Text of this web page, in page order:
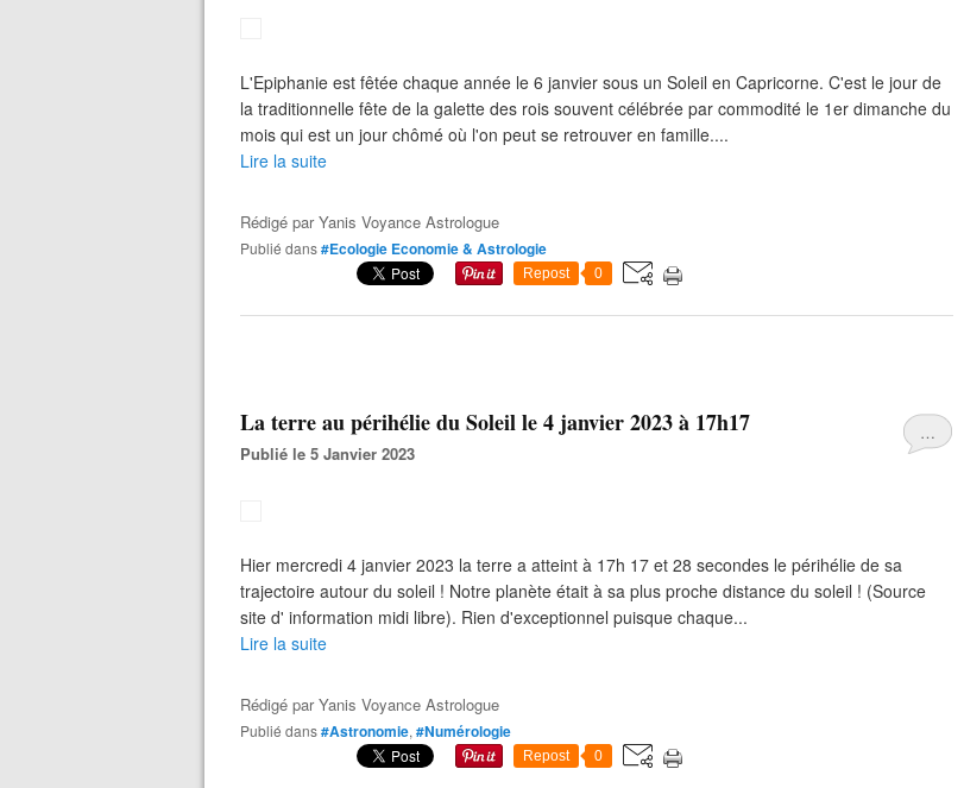
L'Epiphanie est fêtée chaque année le 6 janvier sous un Soleil en Capricorne. C'est le jour de
la traditionnelle fête de la galette des rois souvent célébrée par commodité le 1er dimanche du
mois qui est un jour chômé où l'on peut se retrouver en famille....
Lire la suite
Rédigé parYanis Voyance Astrologue
Publié dans#Ecologie Economie & Astrologie
Repost 0
…
La terre au périhélie du Soleil le 4 janvier 2023 à 17h17
Publié le 5 Janvier 2023
Hier mercredi 4 janvier 2023 la terre a atteint à 17h 17 et 28 secondes le périhélie de sa
trajectoire autour du soleil ! Notre planète était à sa plus proche distance du soleil ! (Source
site d' information midi libre). Rien d'exceptionnel puisque chaque...
Lire la suite
Rédigé parYanis Voyance Astrologue
Publié dans#Astronomie, #Numérologie
Repost 0